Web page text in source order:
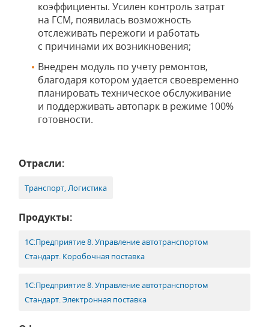
коэффициенты. Усилен контроль затрат
на ГСМ, появилась возможность
отслеживать пережоги и работать
с причинами их возникновения;
Внедрен модуль по учету ремонтов,
благодаря котором удается своевременно
планировать техническое обслуживание
и поддерживать автопарк в режиме 100%
готовности.
Отрасли:
Транспорт, Логистика
Продукты:
1С:Предприятие 8. Управление автотранспортом
Стандарт. Коробочная поставка
1С:Предприятие 8. Управление автотранспортом
Стандарт. Электронная поставка